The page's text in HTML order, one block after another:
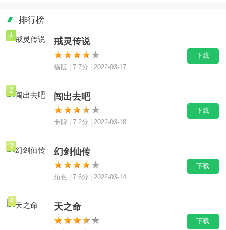
排行榜
1
戒灵传说
横版 | 7.7分 | 2022-03-17
下载
2
闯出去吧
卡牌 | 7.2分 | 2022-03-18
下载
3
幻剑仙传
角色 | 7.6分 | 2022-03-14
下载
4
天之命
下载